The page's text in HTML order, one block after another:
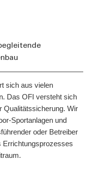
sich aus vielen
Das OFI versteht sich
Qualitätssicherung. Wir
Sportanlagen und
oder Betreiber
Errichtungsprozesses